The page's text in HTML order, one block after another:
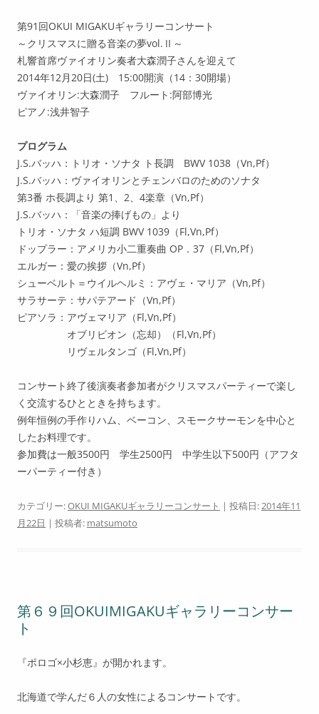
第91回OKUI MIGAKUギャラリーコンサート
～クリスマスに贈る音楽の夢vol.Ⅱ～
札響首席ヴァイオリン奏者大森潤子さんを迎えて
2014年12月20日(土) 15:00開演（14：30開場）
ヴァイオリン:大森潤子 フルート:阿部博光
ピアノ:浅井智子
プログラム
J.S.バッハ：トリオ・ソナタ ト長調 BWV 1038（Vn,Pf）
J.S.バッハ：ヴァイオリンとチェンバロのためのソナタ
第3番 ホ長調より 第1、2、4楽章（Vn,Pf）
J.S.バッハ：「音楽の捧げもの」より
トリオ・ソナタ ハ短調 BWV 1039（Fl,Vn,Pf）
ドップラー：アメリカ小二重奏曲 OP．37（Fl,Vn,Pf）
エルガー：愛の挨拶（Vn,Pf）
シューベルト＝ウイルヘルミ：アヴェ・マリア（Vn,Pf）
サラサーテ：サパテアード（Vn,Pf）
ピアソラ：アヴェマリア（Fl,Vn,Pf）
オブリビオン（忘却）（Fl,Vn,Pf）
リヴェルタンゴ（Fl,Vn,Pf）
コンサート終了後演奏者参加者がクリスマスパーティーで楽し
く交流するひとときを持ちます。
例年恒例の手作りハム、ベーコン、スモークサーモンを中心と
したお料理です。
参加費は一般3500円 学生2500円 中学生以下500円（アフタ
ーパーティー付き）
カテゴリー:OKUI MIGAKUギャラリーコンサート | 投稿日: 2014年11
月22日 | 投稿者: matsumoto
第６９回OKUIMIGAKUギャラリーコンサー
ト
『ポロゴ×小杉恵』が開かれます。
北海道で学んだ６人の女性によるコンサートです。